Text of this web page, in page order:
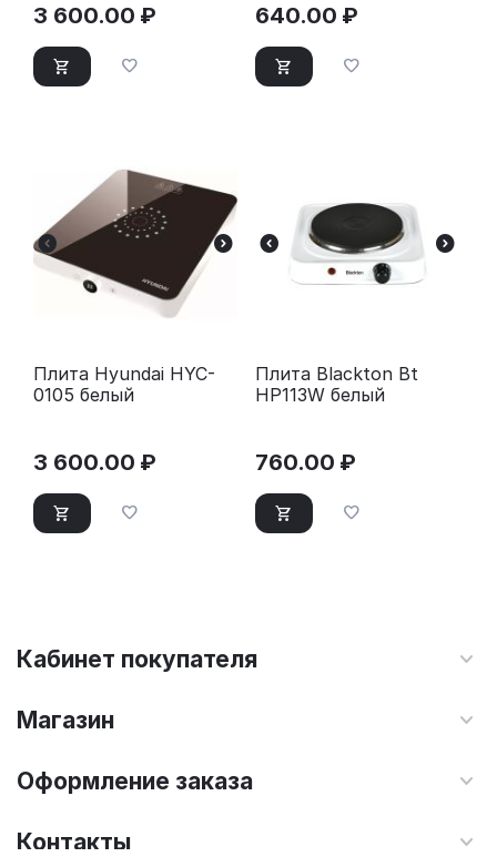
3 600.00 ₽ 640.00 ₽
Плита Hyundai HYC-
0105 белый
3 600.00 ₽
Плита Blackton Bt
HP113W белый
760.00 ₽
Кабинет покупателя
Магазин
Оформление заказа
Контакты